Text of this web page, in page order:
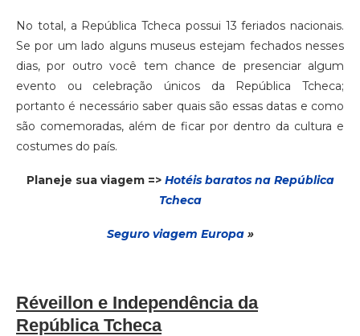
No total, a República Tcheca possui 13 feriados nacionais.
Se por um lado alguns museus estejam fechados nesses
dias, por outro você tem chance de presenciar algum
evento ou celebração únicos da República Tcheca;
portanto é necessário saber quais são essas datas e como
são comemoradas, além de ficar por dentro da cultura e
costumes do país.
Planeje sua viagem => Hotéis baratos na República
Tcheca
Seguro viagem Europa »
Réveillon e Independência da
República Tcheca